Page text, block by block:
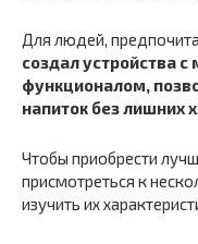
Для людей,
создал устройства
функционалом,
напиток без лишних
Чтобы приобрести
присмотреться к
изучить их